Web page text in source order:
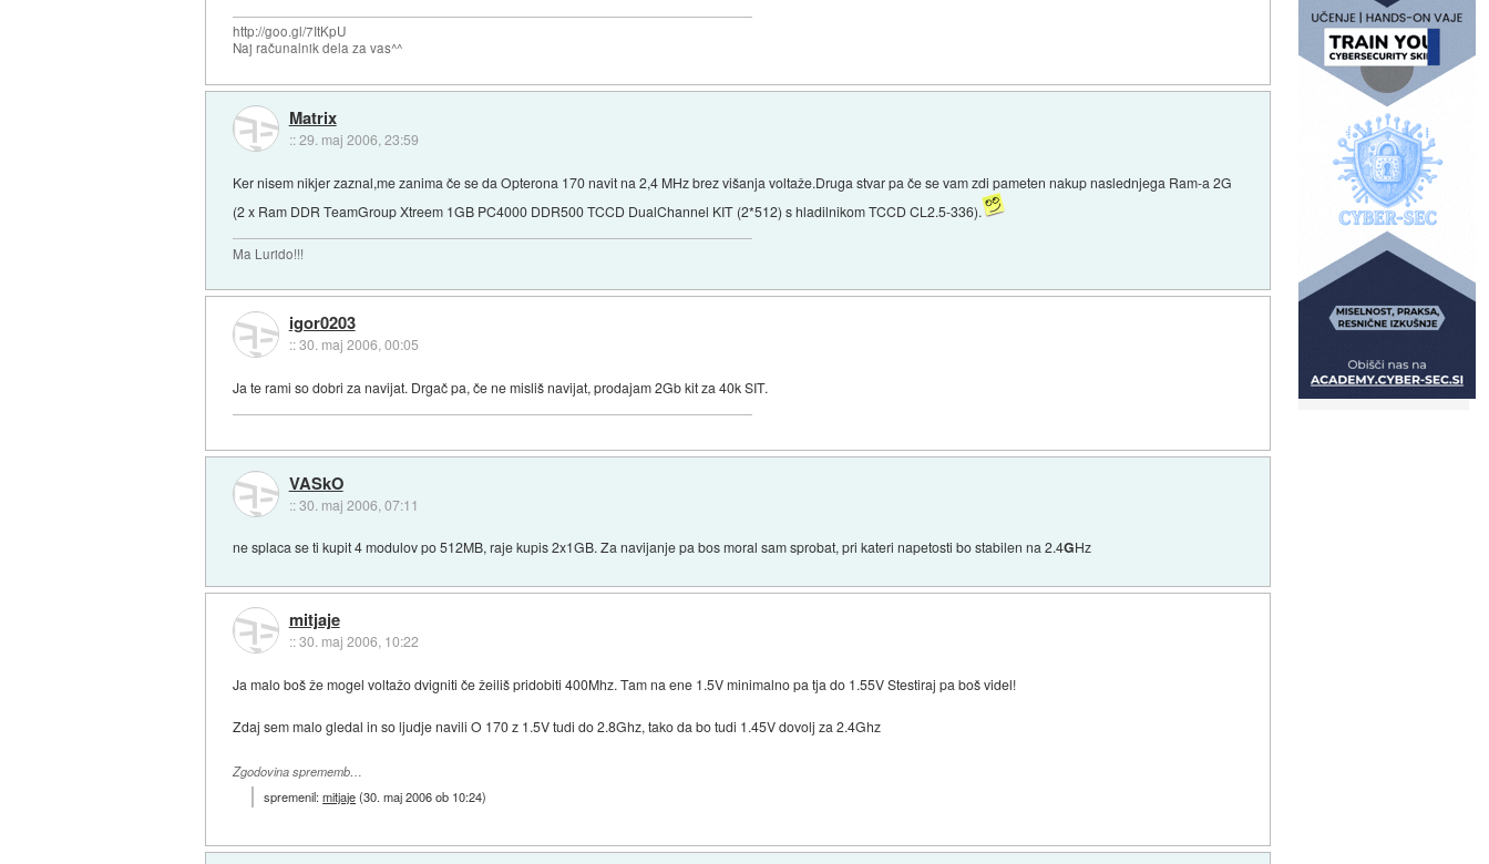
http://goo.gl/7ItKpU
Naj računalnik dela za vas^^
Matrix
::29. maj 2006, 23:59
Ker nisem nikjer zaznal,me zanima če se da Opterona 170 navit na 2,4 MHz brez višanja voltaže.Druga stvar pa če se vam zdi pameten nakup naslednjega Ram-a 2G
(2 x Ram DDR TeamGroup Xtreem 1GB PC4000 DDR500 TCCD DualChannel KIT (2*512) s hladilnikom TCCD CL2.5-336).
Ma Lurido!!!
igor0203
::30. maj 2006, 00:05
Ja te rami so dobri za navijat. Drgač pa, če ne misliš navijat, prodajam 2Gb kit za 40k SIT.
VASkO
::30. maj 2006, 07:11
ne splaca se ti kupit 4 modulov po 512MB, raje kupis 2x1GB. Za navijanje pa bos moral sam sprobat, pri kateri napetosti bo stabilen na 2.4GHz
mitjaje
::30. maj 2006, 10:22
Ja malo boš že mogel voltažo dvigniti če žeiliš pridobiti 400Mhz. Tam na ene 1.5V minimalno pa tja do 1.55V Stestiraj pa boš videl!
Zdaj sem malo gledal in so ljudje navili O 170 z 1.5V tudi do 2.8Ghz, tako da bo tudi 1.45V dovolj za 2.4Ghz
Zgodovina sprememb…
spremenil:mitjaje(30. maj 2006 ob 10:24)